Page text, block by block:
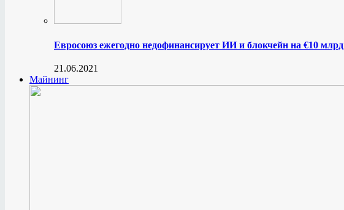
Евросоюз ежегодно недофинансирует ИИ и блокчейн на €10 млрд
21.06.2021
Майнинг